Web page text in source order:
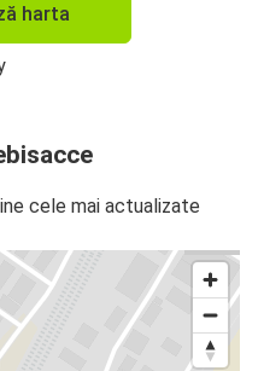
harta
cele mai actualizate